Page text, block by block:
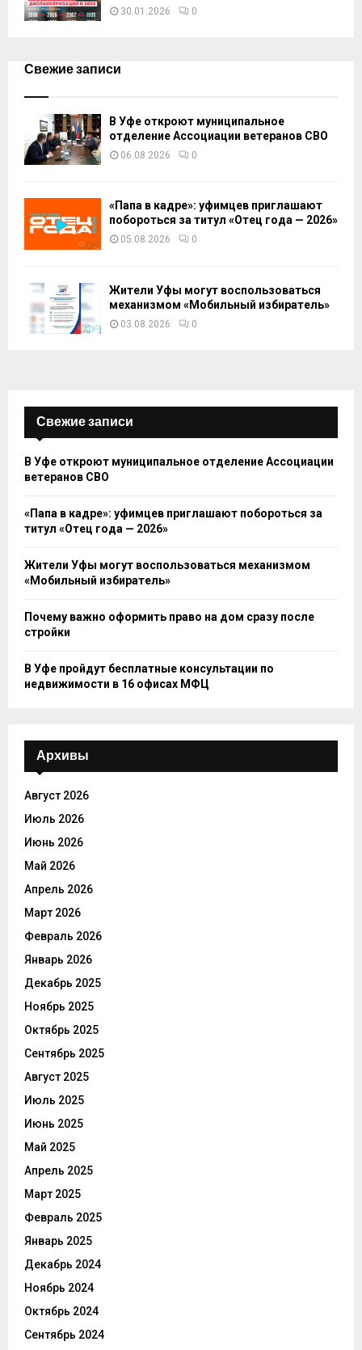
30.01.2026 0
Свежие записи
В Уфе откроют муниципальное
отделение Ассоциации ветеранов СВО
06.08.2026 0
«Папа в кадре»: уфимцев приглашают
побороться за титул «Отец года — 2026»
05.08.2026 0
Жители Уфы могут воспользоваться
механизмом «Мобильный избиратель»
03.08.2026 0
Свежие записи
В Уфе откроют муниципальное отделение Ассоциации
ветеранов СВО
«Папа в кадре»: уфимцев приглашают побороться за
титул «Отец года — 2026»
Жители Уфы могут воспользоваться механизмом
«Мобильный избиратель»
Почему важно оформить право на дом сразу после
стройки
В Уфе пройдут бесплатные консультации по
недвижимости в 16 офисах МФЦ
Архивы
Август 2026
Июль 2026
Июнь 2026
Май 2026
Апрель 2026
Март 2026
Февраль 2026
Январь 2026
Декабрь 2025
Ноябрь 2025
Октябрь 2025
Сентябрь 2025
Август 2025
Июль 2025
Июнь 2025
Май 2025
Апрель 2025
Март 2025
Февраль 2025
Январь 2025
Декабрь 2024
Ноябрь 2024
Октябрь 2024
Сентябрь 2024